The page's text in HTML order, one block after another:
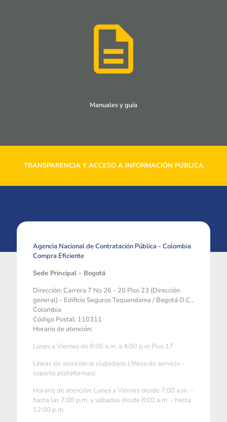
Manuales y guía
TRANSPARENCIA Y ACCESO A INFORMACIÓN PÚBLICA
Agencia Nacional de Contratación Pública - Colombia
Compra Eficiente
Sede Principal - Bogotá
Dirección: Carrera 7 No 26 - 20 Piso 23 (Dirección
general) - Edificio Seguros Tequendama / Bogotá D.C.,
Colombia
Código Postal: 110311
Horario de atención:
Lunes a Viernes de 8:00 a.m. a 4:00 p.m Piso 17
Líneas de atención al ciudadano ( Mesa de servicio -
soporte plataformas)
Horario de atención: Lunes a Viernes desde 7:00 a.m. –
hasta las 7:00 p.m. y sábados desde 8:00 a.m. - hasta
12:00 p.m.